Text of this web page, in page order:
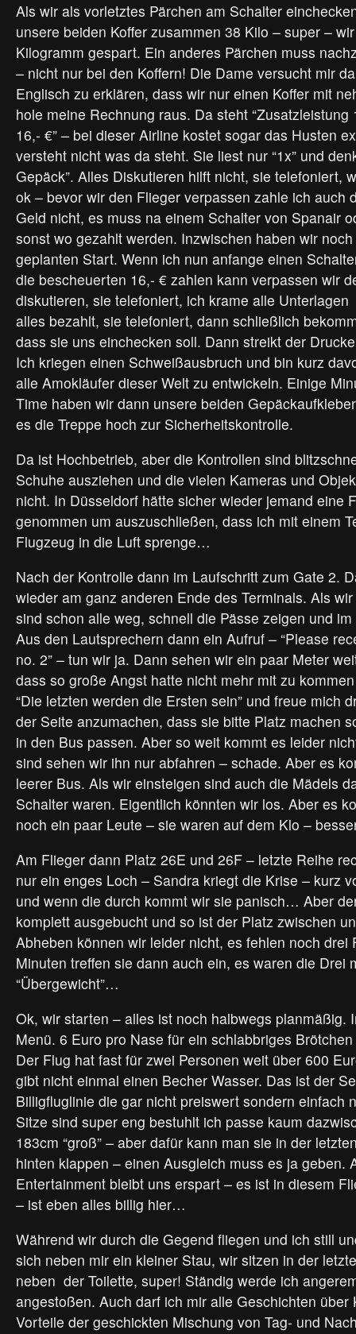
Als wir als vorletztes Pärchen am Schalter
unsere beiden Koffer zusammen 38 Kilo – super –
Kilogramm gespart. Ein anderes Pärchen muss
– nicht nur bei den Koffern! Die Dame versucht mir
Englisch zu erklären, dass wir nur einen Koffer mit
hole meine Rechnung raus. Da steht
16,- €” – bei dieser Airline kostet sogar das Husten
versteht nicht was da steht. Sie liest nur “1x” und
Gepäck”. Alles Diskutieren hilft nicht, sie telefoniert,
ok – bevor wir den Flieger verpassen zahle ich auch
Geld nicht, es muss na einem Schalter von Spanair
sonst wo gezahlt werden. Inzwischen haben wir
geplanten Start. Wenn ich nun anfange einen
die bescheuerten 16,- € zahlen kann verpassen wir
diskutieren, sie telefoniert, ich krame alle
alles bezahlt, sie telefoniert, dann schließlich
dass sie uns einchecken soll. Dann streikt der
Ich kriegen einen Schweißausbruch und bin kurz
alle Amokläufer dieser Welt zu entwickeln. Einige
Time haben wir dann unsere beiden
es die Treppe hoch zur Sicherheitskontrolle.
Da ist Hochbetrieb, aber die Kontrollen sind
Schuhe ausziehen und die vielen Kameras und
nicht. In Düsseldorf hätte sicher wieder jemand eine
genommen um auszuschließen, dass ich mit einem
Flugzeug in die Luft sprenge…
Nach der Kontrolle dann im Laufschritt zum Gate 2.
wieder am ganz anderen Ende des Terminals. Als
sind schon alle weg, schnell die Pässe zeigen und
Aus den Lautsprechern dann ein Aufruf – “Please
no. 2” – tun wir ja. Dann sehen wir ein paar Meter
dass so große Angst hatte nicht mehr mit zu
“Die letzten werden die Ersten sein” und freue mich
der Seite anzumachen, dass sie bitte Platz machen
in den Bus passen. Aber so weit kommt es leider
sind sehen wir ihn nur abfahren – schade. Aber es
leerer Bus. Als wir einsteigen sind auch die Mädels
Schalter waren. Eigentlich könnten wir los. Aber es
noch ein paar Leute – sie waren auf dem Klo –
Am Flieger dann Platz 26E und 26F – letzte Reihe
nur ein enges Loch – Sandra kriegt die Krise – kurz
und wenn die durch kommt wir sie panisch… Aber
komplett ausgebucht und so ist der Platz zwischen
Abheben können wir leider nicht, es fehlen noch drei
Minuten treffen sie dann auch ein, es waren die Drei
“Übergewicht”…
Ok, wir starten – alles ist noch halbwegs planmäßig.
Menü. 6 Euro pro Nase für ein schlabbriges
Der Flug hat fast für zwei Personen weit über 600
gibt nicht einmal einen Becher Wasser. Das ist der
Billigfluglinie die gar nicht preiswert sondern einfach
Sitze sind super eng bestuhlt ich passe kaum
183cm “groß” – aber dafür kann man sie in der
hinten klappen – einen Ausgleich muss es ja geben.
Entertainment bleibt uns erspart – es ist in diesem
– ist eben alles billig hier…
Während wir durch die Gegend fliegen und ich still
sich neben mir ein kleiner Stau, wir sitzen in der
neben der Toilette, super! Ständig werde ich
angestoßen. Auch darf ich mir alle Geschichten über
Vorteile der geschickten Mischung von Tag- und